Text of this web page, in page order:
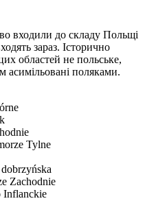
входили до складу Польщі
зараз. Історично
областей не польське,
асимільовані поляками.
Tylne
Zachodnie
Inflanckie